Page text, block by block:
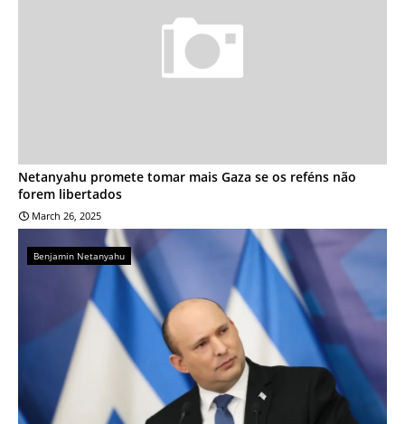
Netanyahu promete tomar mais Gaza se os reféns não
forem libertados
March 26, 2025
Benjamin Netanyahu